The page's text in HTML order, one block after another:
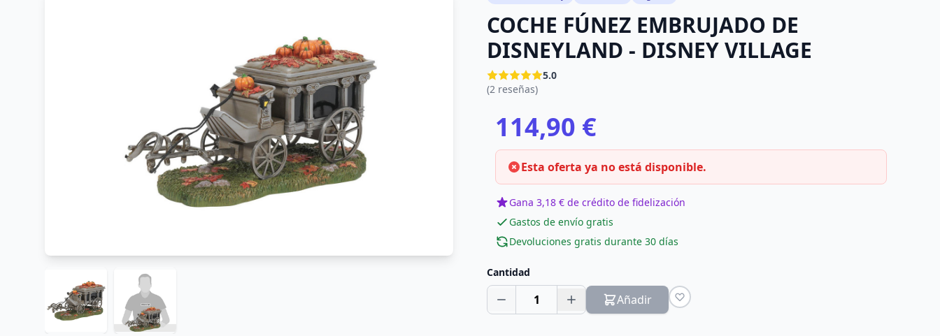
COCHE FÚNEZ EMBRUJADO DE
DISNEYLAND - DISNEY VILLAGE
5.0
(2 reseñas)
114,90 €
Esta oferta ya no está disponible.
Gana 3,18 € de crédito de fidelización
Gastos de envío gratis
Devoluciones gratis durante 30 días
Cantidad
1 Añadir